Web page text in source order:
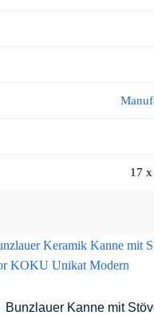
17
Bunzlauer Kanne mit